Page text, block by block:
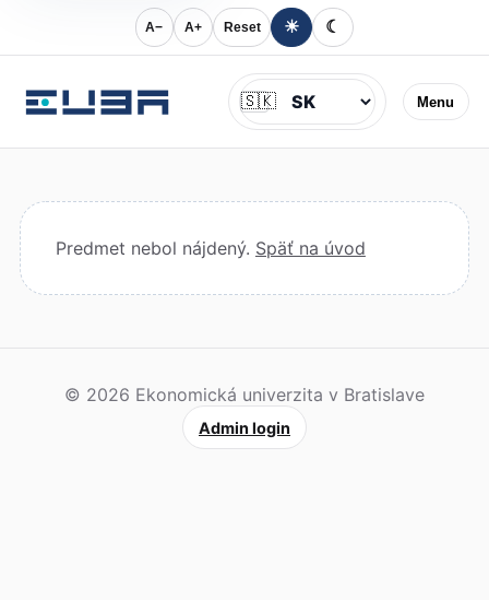
A− A+ Reset ☀ ☾
Menu
Jazyk
🇸🇰
Predmet nebol nájdený. Späť na úvod
© 2026 Ekonomická univerzita v Bratislave
Admin login